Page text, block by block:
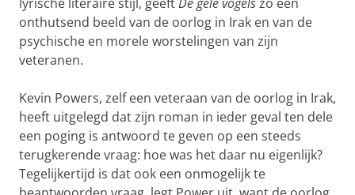
onthutsend beeld van de oorlog in Irak en van de
psychische en morele worstelingen van zijn
veteranen.
Kevin Powers, zelf een veteraan van de oorlog in Irak,
heeft uitgelegd dat zijn roman in ieder geval ten dele
een poging is antwoord te geven op een steeds
terugkerende vraag: hoe was het daar nu eigenlijk?
Tegelijkertijd is dat ook een onmogelijk te